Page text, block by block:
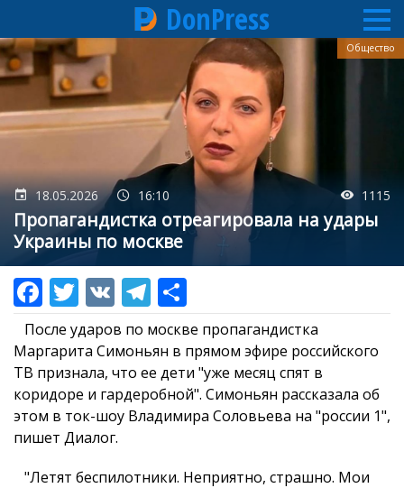
Перейти
к
основному
содержанию
DonPress
18.05.2026 16:10 1115
Пропагандистка отреагировала на удары
Украины по москве
Общество
После ударов по москве пропагандистка
Маргарита Симоньян в прямом эфире российского
ТВ признала, что ее дети "уже месяц спят в
коридоре и гардеробной". Симоньян рассказала об
этом в ток-шоу Владимира Соловьева на "россии 1",
пишет Диалог.
"Летят беспилотники. Неприятно, страшно. Мои